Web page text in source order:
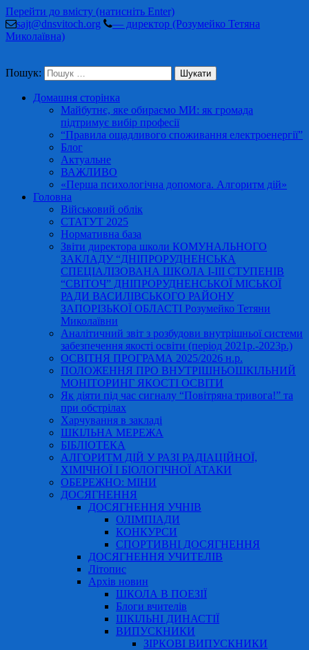
Перейти до вмісту (натисніть Enter)
sajt@dnsvitoch.org
— директор (Розумейко Тетяна
Миколаївна)
Пошук:
Домашня сторінка
Майбутнє, яке обираємо МИ: як громада
підтримує вибір професії
“Правила ощадливого споживання електроенергії”
Блог
Актуальне
ВАЖЛИВО
«Перша психологічна допомога. Алгоритм дій»
Головна
Військовий облік
СТАТУТ 2025
Нормативна база
Звіти директора школи КОМУНАЛЬНОГО
ЗАКЛАДУ “ДНІПРОРУДНЕНСЬКА
СПЕЦІАЛІЗОВАНА ШКОЛА І-ІІІ СТУПЕНІВ
“СВІТОЧ” ДНІПРОРУДНЕНСЬКОЇ МІСЬКОЇ
РАДИ ВАСИЛІВСЬКОГО РАЙОНУ
ЗАПОРІЗЬКОЇ ОБЛАСТІ Розумейко Тетяни
Миколаївни
Аналітичний звіт з розбудови внутрішньої системи
забезпечення якості освіти (період 2021р.-2023р.)
ОСВІТНЯ ПРОГРАМА 2025/2026 н.р.
ПОЛОЖЕННЯ ПРО ВНУТРІШНЬОШКІЛЬНИЙ
МОНІТОРИНГ ЯКОСТІ ОСВІТИ
Як діяти під час сигналу “Повітряна тривога!” та
при обстрілах
Харчування в закладі
ШКІЛЬНА МЕРЕЖА
БІБЛІОТЕКА
АЛГОРИТМ ДІЙ У РАЗІ РАДІАЦІЙНОЇ,
ХІМІЧНОЇ І БІОЛОГІЧНОЇ АТАКИ
ОБЕРЕЖНО: МІНИ
ДОСЯГНЕННЯ
ДОСЯГНЕННЯ УЧНІВ
ОЛІМПІАДИ
КОНКУРСИ
СПОРТИВНІ ДОСЯГНЕННЯ
ДОСЯГНЕННЯ УЧИТЕЛІВ
Літопис
Архів новин
ШКОЛА В ПОЕЗІЇ
Блоги вчителів
ШКІЛЬНІ ДИНАСТІЇ
ВИПУСКНИКИ
ЗІРКОВІ ВИПУСКНИКИ